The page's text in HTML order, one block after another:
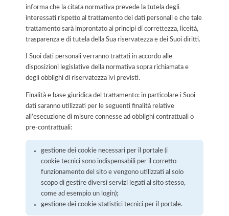
informa che la citata normativa prevede la tutela degli
interessati rispetto al trattamento dei dati personali e che tale
trattamento sarà improntato ai principi di correttezza, liceità,
trasparenza e di tutela della Sua riservatezza e dei Suoi diritti.
I Suoi dati personali verranno trattati in accordo alle
disposizioni legislative della normativa sopra richiamata e
degli obblighi di riservatezza ivi previsti.
Finalità e base giuridica del trattamento: in particolare i Suoi
dati saranno utilizzati per le seguenti finalità relative
all’esecuzione di misure connesse ad obblighi contrattuali o
pre-contrattuali:
gestione dei cookie necessari per il portale (i
cookie tecnici sono indispensabili per il corretto
funzionamento del sito e vengono utilizzati al solo
scopo di gestire diversi servizi legati al sito stesso,
come ad esempio un login);
gestione dei cookie statistici tecnici per il portale.